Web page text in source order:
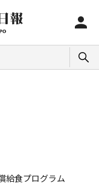
給食プログラム